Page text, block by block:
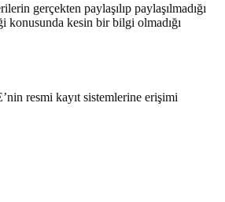
gerçekten paylaşılıp paylaşılmadığı
konusunda kesin bir bilgi olmadığı
resmi kayıt sistemlerine erişimi